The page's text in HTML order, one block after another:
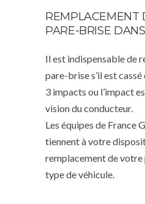
REMPLACEMENT
PARE-BRISE
Il est indispensable de
pare-brise s’il est
3 impacts ou l’impact
vision du conducteur.
Les équipes de France
tiennent à votre
remplacement de
type de véhicule.